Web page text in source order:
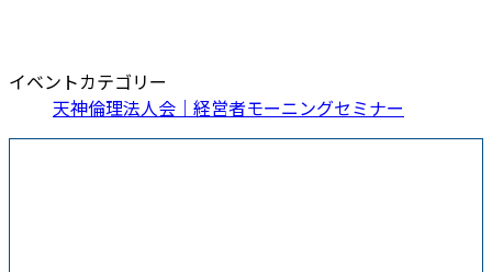
イベントカテゴリー
天神倫理法人会｜経営者モーニングセミナー